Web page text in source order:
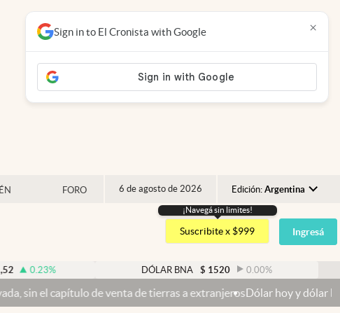
FORO 6 de agosto de 2026 Edición: Argentina
Argentina
España
USA
Colombia
¡Navegá sin limites!
Suscribite x $999 Ingresá
% DÓLAR BNA $ 1520 0.00%
de venta de tierras a extranjerosDólar hoy y dólar blue hoy: cuál
Sign in to El Cronista with Google ×